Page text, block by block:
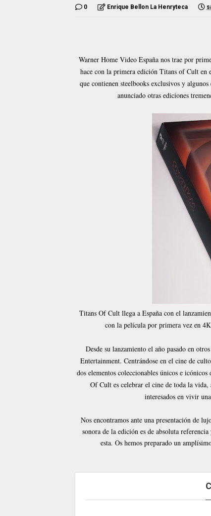
0 Enrique Bellon La Henryteca
Warner Home Video España nos trae por
hace con la primera edición Titans of Cult en
que contienen steelbooks exclusivos y
anunciado otras ediciones
Titans Of Cult llega a España con el
con la película por primera vez en
Desde su lanzamiento el año pasado en
Entertainment. Centrándose en el cine de
dos elementos coleccionables únicos e
Of Cult es celebrar el cine de toda la vida,
interesados en vivir
Nos encontramos ante una presentación de
sonora de la edición es de absoluta
esta. Os hemos preparado un